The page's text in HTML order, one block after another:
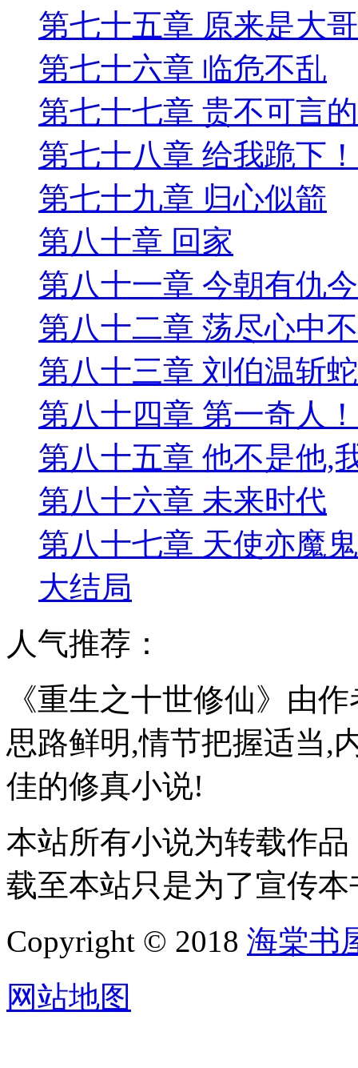
第七十五章 原来是大
第七十六章 临危不乱
第七十七章 贵不可言
第七十八章 给我跪下！
第七十九章 归心似箭
第八十章 回家
第八十一章 今朝有仇
第八十二章 荡尽心中
第八十三章 刘伯温斩蛇
第八十四章 第一奇人！
第八十五章 他不是他,
第八十六章 未来时代
第八十七章 天使亦魔鬼
大结局
人气推荐：
《重生之十世修仙》由
思路鲜明,情节把握适当,
佳的修真小说!
本站所有小说为转载作
载至本站只是为了宣传
Copyright © 2018 海棠书
网站地图